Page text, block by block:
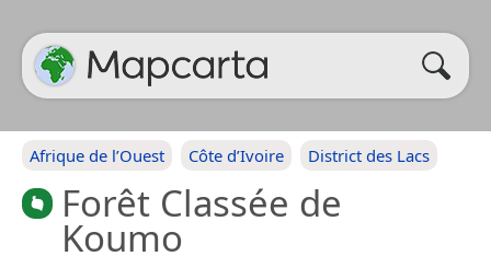
Afrique de l’Ouest Côte d’Ivoire District des Lacs
Forêt Classée de
Koumo